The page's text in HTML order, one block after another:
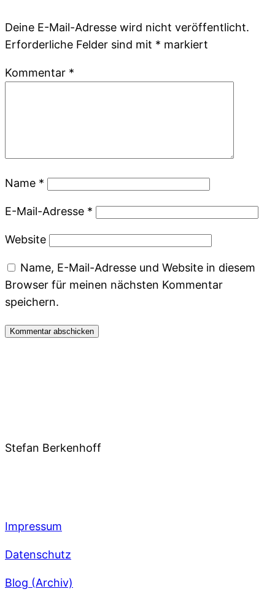
Deine E-Mail-Adresse wird nicht veröffentlicht.
Erforderliche Felder sind mit * markiert
Kommentar *
Name *
E-Mail-Adresse *
Website
Name, E-Mail-Adresse und Website in diesem
Browser für meinen nächsten Kommentar
speichern.
Stefan Berkenhoff
Impressum
Datenschutz
Blog (Archiv)